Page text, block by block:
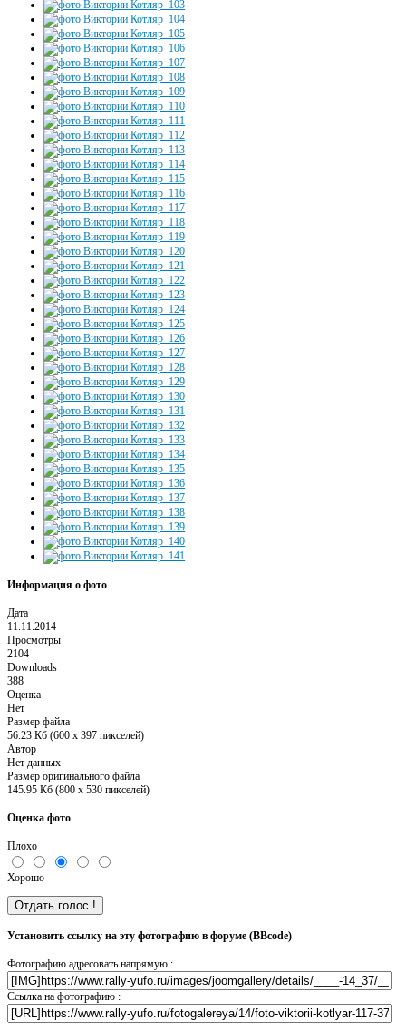
Информация о фото
Дата
11.11.2014
Просмотры
2104
Downloads
388
Оценка
Нет
Размер файла
56.23 Кб (600 x 397 пикселей)
Автор
Нет данных
Размер оригинального файла
145.95 Кб (800 x 530 пикселей)
Оценка фото
Плохо
Хорошо
Установить ссылку на эту фотографию в форуме (BBcode)
Фотографию адресовать напрямую :
Ссылка на фотографию :